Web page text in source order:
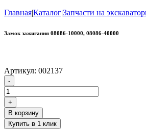
Главная|Каталог|Запчасти на
Замок зажигания 08086-10000, 08086-40000
Артикул: 002137
Количество
товара
Замок
зажигания
08086-
10000,
-
+
В корзину
Купить в 1 клик